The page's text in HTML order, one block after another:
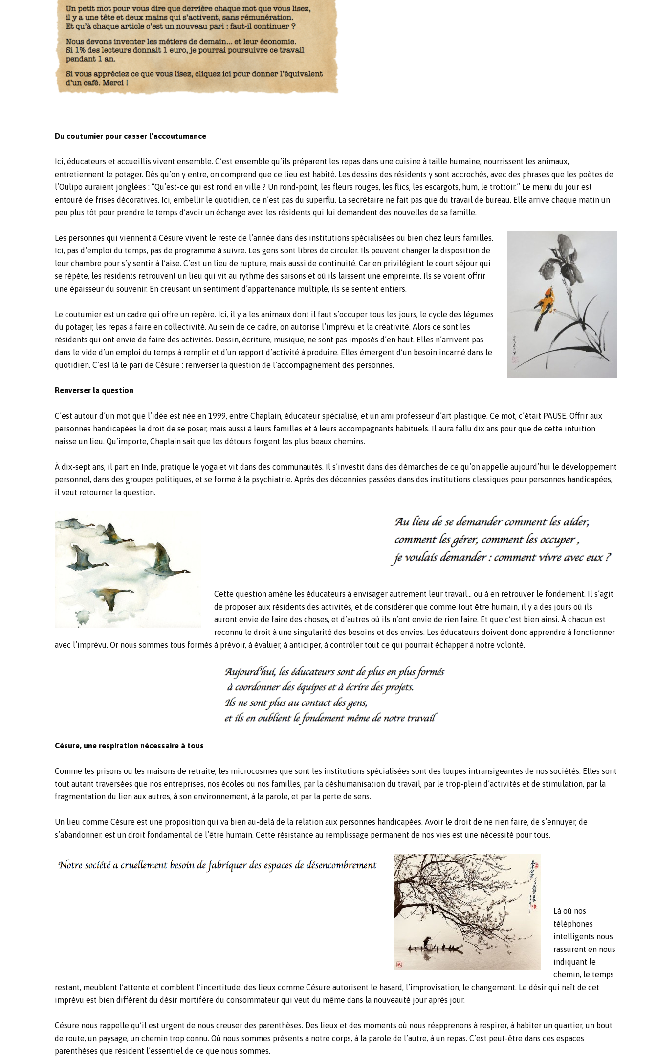
Du coutumier pour casser l’accoutumance
Ici, éducateurs et accueillis vivent ensemble. C’est ensemble qu’ils préparent les repas dans une cuisine à taille humaine, nourrissent les animaux,
entretiennent le potager. Dès qu’on y entre, on comprend que ce lieu est habité. Les dessins des résidents y sont accrochés, avec des phrases que les poètes de
l’Oulipo auraient jonglées : “Qu’est-ce qui est rond en ville ? Un rond-point, les fleurs rouges, les flics, les escargots, hum, le trottoir.” Le menu du jour est
entouré de frises décoratives. Ici, embellir le quotidien, ce n’est pas du superflu. La secrétaire ne fait pas que du travail de bureau. Elle arrive chaque matin un
peu plus tôt pour prendre le temps d’avoir un échange avec les résidents qui lui demandent des nouvelles de sa famille.
Les personnes qui viennent à Césure vivent le reste de l’année dans des institutions spécialisées ou bien chez leurs familles.
Ici, pas d’emploi du temps, pas de programme à suivre. Les gens sont libres de circuler. Ils peuvent changer la disposition de
leur chambre pour s’y sentir à l’aise. C’est un lieu de rupture, mais aussi de continuité. Car en privilégiant le court séjour qui
se répète, les résidents retrouvent un lieu qui vit au rythme des saisons et où ils laissent une empreinte. Ils se voient offrir
une épaisseur du souvenir. En creusant un sentiment d’appartenance multiple, ils se sentent entiers.
Le coutumier est un cadre qui offre un repère. Ici, il y a les animaux dont il faut s’occuper tous les jours, le cycle des légumes
du potager, les repas à faire en collectivité. Au sein de ce cadre, on autorise l’imprévu et la créativité. Alors ce sont les
résidents qui ont envie de faire des activités. Dessin, écriture, musique, ne sont pas imposés d’en haut. Elles n’arrivent pas
dans le vide d’un emploi du temps à remplir et d’un rapport d’activité à produire. Elles émergent d’un besoin incarné dans le
quotidien. C’est là le pari de Césure : renverser la question de l’accompagnement des personnes.
Renverser la question
C’est autour d’un mot que l’idée est née en 1999, entre Chaplain, éducateur spécialisé, et un ami professeur d’art plastique. Ce mot, c’était PAUSE. Offrir aux
personnes handicapées le droit de se poser, mais aussi à leurs familles et à leurs accompagnants habituels. Il aura fallu dix ans pour que de cette intuition
naisse un lieu. Qu’importe, Chaplain sait que les détours forgent les plus beaux chemins.
À dix-sept ans, il part en Inde, pratique le yoga et vit dans des communautés. Il s’investit dans des démarches de ce qu’on appelle aujourd’hui le développement
personnel, dans des groupes politiques, et se forme à la psychiatrie. Après des décennies passées dans des institutions classiques pour personnes handicapées,
il veut retourner la question.
Cette question amène les éducateurs à envisager autrement leur travail… ou à en retrouver le fondement. Il s’agit
de proposer aux résidents des activités, et de considérer que comme tout être humain, il y a des jours où ils
auront envie de faire des choses, et d’autres où ils n’ont envie de rien faire. Et que c’est bien ainsi. À chacun est
reconnu le droit à une singularité des besoins et des envies. Les éducateurs doivent donc apprendre à fonctionner
avec l’imprévu. Or nous sommes tous formés à prévoir, à évaluer, à anticiper, à contrôler tout ce qui pourrait échapper à notre volonté.
Césure, une respiration nécessaire à tous
Comme les prisons ou les maisons de retraite, les microcosmes que sont les institutions spécialisées sont des loupes intransigeantes de nos sociétés. Elles sont
tout autant traversées que nos entreprises, nos écoles ou nos familles, par la déshumanisation du travail, par le trop-plein d’activités et de stimulation, par la
fragmentation du lien aux autres, à son environnement, à la parole, et par la perte de sens.
Un lieu comme Césure est une proposition qui va bien au-delà de la relation aux personnes handicapées. Avoir le droit de ne rien faire, de s’ennuyer, de
s’abandonner, est un droit fondamental de l’être humain. Cette résistance au remplissage permanent de nos vies est une nécessité pour tous.
Là où nos
téléphones
intelligents nous
rassurent en nous
indiquant le
chemin, le temps
restant, meublent l’attente et comblent l’incertitude, des lieux comme Césure autorisent le hasard, l’improvisation, le changement. Le désir qui naît de cet
imprévu est bien différent du désir mortifère du consommateur qui veut du même dans la nouveauté jour après jour.
Césure nous rappelle qu’il est urgent de nous creuser des parenthèses. Des lieux et des moments où nous réapprenons à respirer, à habiter un quartier, un bout
de route, un paysage, un chemin trop connu. Où nous sommes présents à notre corps, à la parole de l’autre, à un repas. C’est peut-être dans ces espaces
parenthèses que résident l’essentiel de ce que nous sommes.